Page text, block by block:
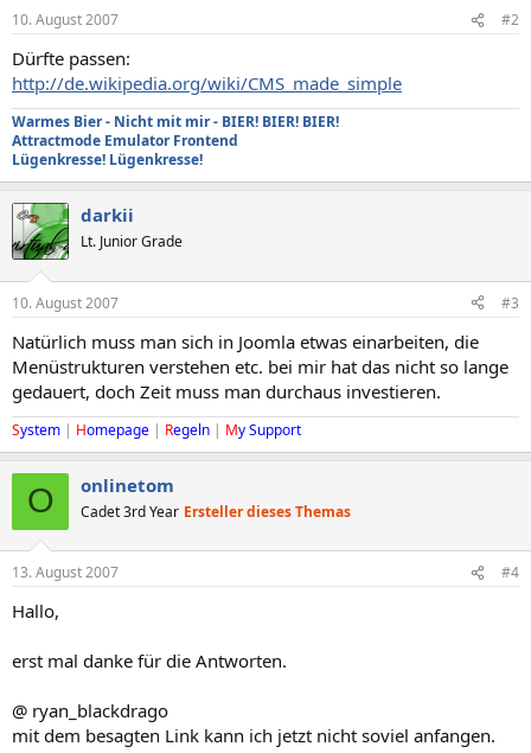
10. August 2007 #2
Dürfte passen:
http://de.wikipedia.org/wiki/CMS_made_simple
Warmes Bier - Nicht mit mir - BIER! BIER! BIER!
Attractmode Emulator Frontend
Lügenkresse! Lügenkresse!
darkii
Lt. Junior Grade
10. August 2007 #3
Natürlich muss man sich in Joomla etwas einarbeiten, die
Menüstrukturen verstehen etc. bei mir hat das nicht so lange
gedauert, doch Zeit muss man durchaus investieren.
System | Homepage | Regeln | My Support
O onlinetom
Cadet 3rd Year Ersteller dieses Themas
13. August 2007 #4
Hallo,
erst mal danke für die Antworten.
@ ryan_blackdrago
mit dem besagten Link kann ich jetzt nicht soviel anfangen.